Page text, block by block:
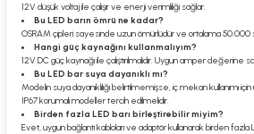
12V düşük voltaj ile çalışır ve enerji verimliliği sağlar.
Bu LED barın ömrü ne kadar?
OSRAM çipleri sayesinde uzun ömürlüdür ve ortalama 50.000
Hangi güç kaynağını kullanmalıyım?
12V DC güç kaynağı ile çalıştırılmalıdır. Uygun amper değerine
Bu LED bar suya dayanıklı mı?
Modelin suya dayanıklılığı belirtilmemişse, iç mekan kullanımı
IP67 korumalı modeller tercih edilmelidir.
Birden fazla LED barı birleştirebilir miyim?
Evet, uygun bağlantı kabloları ve adaptör kullanarak birden fazla